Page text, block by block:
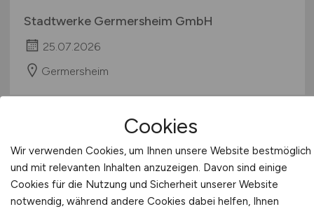
Stadtwerke Germersheim GmbH
25.07.2026
Germersheim
Cookies
Wir verwenden Cookies, um Ihnen unsere Website bestmöglich
und mit relevanten Inhalten anzuzeigen. Davon sind einige
Cookies für die Nutzung und Sicherheit unserer Website
notwendig, während andere Cookies dabei helfen, Ihnen